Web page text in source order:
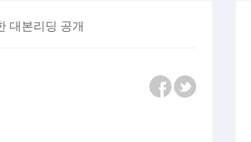
대본리딩 공개